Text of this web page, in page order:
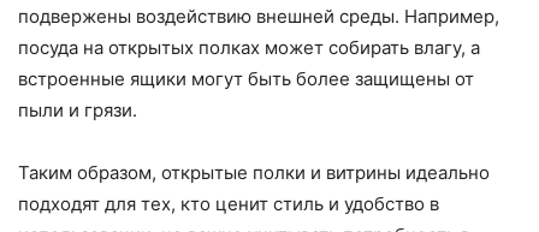
подвержены воздействию внешней среды. Например,
посуда на открытых полках может собирать влагу, а
встроенные ящики могут быть более защищены от
пыли и грязи.
Таким образом, открытые полки и витрины идеально
подходят для тех, кто ценит стиль и удобство в